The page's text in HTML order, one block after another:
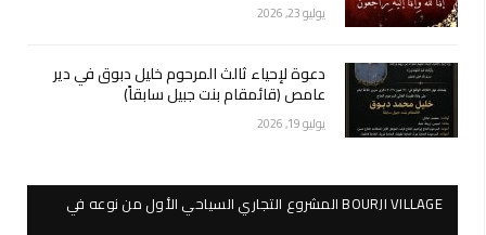
يوليو 23, 2026
دعوة لإحياء ثالث المرحوم خليل دبوق في دير
عامص (قائمقام بنت جبيل سابقاً)
يوليو 19, 2026
BOURJI VILLAGE المشروع التجاري السياحي الأول من نوعه في